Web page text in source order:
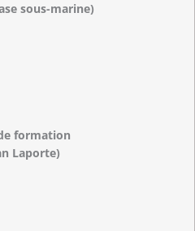
sous-marine)
formation
Laporte)